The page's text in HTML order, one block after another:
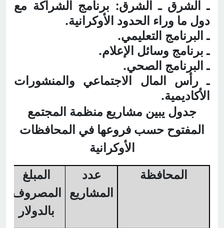
ـ الشرق ـ الشرق: برنامج الشراكة مع
دول ما وراء الحدود الأوكرانية.
ـ البرنامج التعليمي.
ـ برنامج وسائل الإعلام.
ـ البرنامج الصحي.
ـ رأس المال الاجتماعي والمنشورات
الأكاديمية.
جدول يبين مشاريع منظمة المجتمع
المفتوح حسب فروعها في المحافظات
الأوكرانية
المحافظة
عدد
المشاريع
المبلغ
المصروف
بالدولار